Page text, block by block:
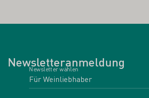
Newsletteranmeldung
Newsletter wählen